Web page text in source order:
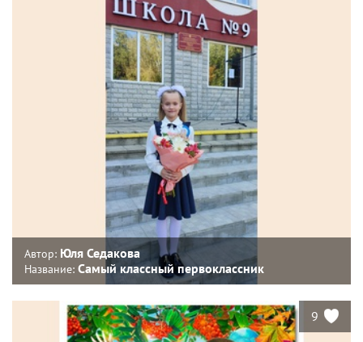
Автор: Юля Седакова
Название: Самый классный первоклассник
9